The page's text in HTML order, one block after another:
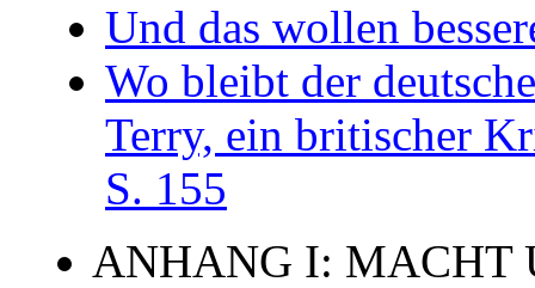
Und das wollen
Wo bleibt der
Terry, ein britischer
S. 155
ANHANG I: MACHT